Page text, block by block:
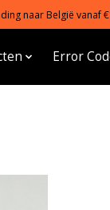
naar België vanaf
Error